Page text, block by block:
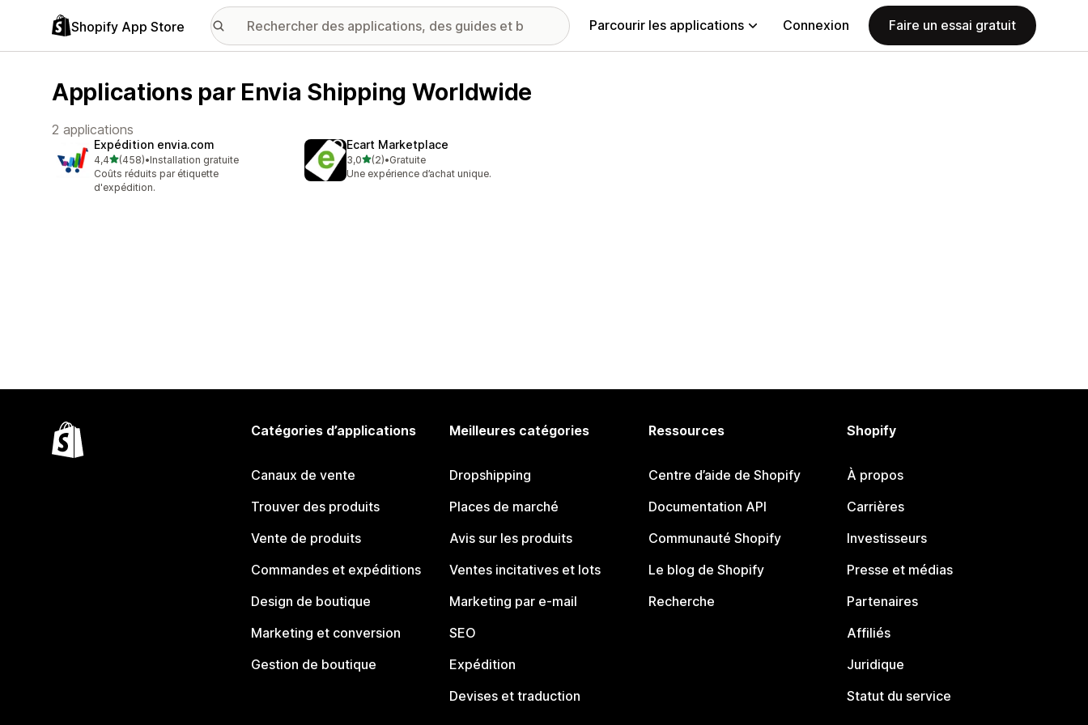
Shopify App Store Parcourir les applications Connexion Faire un essai gratuit
Applications par Envia Shipping Worldwide
2 applications
Expédition envia.com
4,4étoile(s) sur 5
(458)
458 avis au total
•Installation gratuite
Coûts réduits par étiquette
d'expédition.
Ecart Marketplace
3,0étoile(s) sur 5
(2)
2 avis au total
•Gratuite
Une expérience d’achat unique.
Catégories d’applications
Canaux de vente
Trouver des produits
Vente de produits
Commandes et expéditions
Design de boutique
Marketing et conversion
Gestion de boutique
Meilleures catégories
Dropshipping
Places de marché
Avis sur les produits
Ventes incitatives et lots
Marketing par e-mail
SEO
Expédition
Devises et traduction
Ressources
Centre d’aide de Shopify
Documentation API
Communauté Shopify
Le blog de Shopify
Recherche
Shopify
À propos
Carrières
Investisseurs
Presse et médias
Partenaires
Affiliés
Juridique
Statut du service